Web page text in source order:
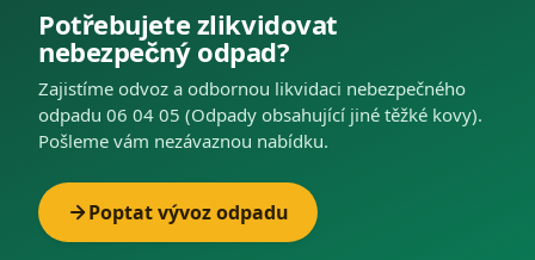
Potřebujete zlikvidovat
nebezpečný odpad?
Zajistíme odvoz a odbornou likvidaci nebezpečného
odpadu 06 04 05 (Odpady obsahující jiné těžké kovy).
Pošleme vám nezávaznou nabídku.
Poptat vývoz odpadu